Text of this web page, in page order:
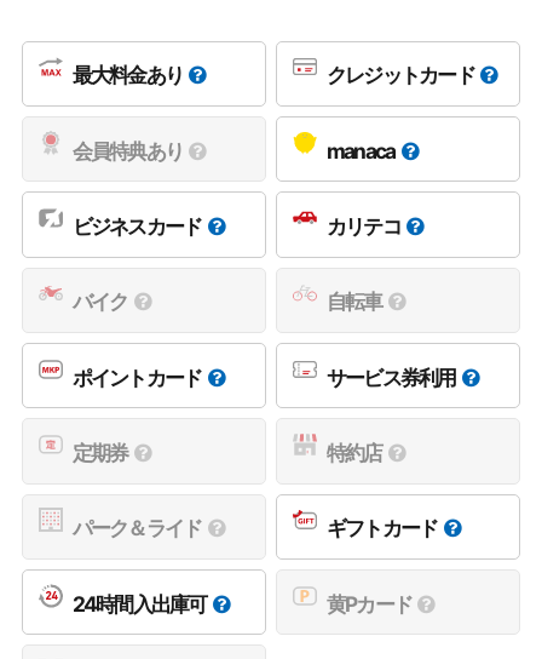
最大料金あり クレジットカード
会員特典あり manaca
ビジネスカード カリテコ
バイク 自転車
ポイントカード サービス券利用
定期券 特約店
パーク＆ライド ギフトカード
24時間入出庫可 黄Pカード